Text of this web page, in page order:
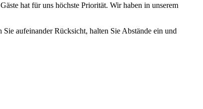
hat für uns höchste Priorität. Wir haben in unserem
aufeinander Rücksicht, halten Sie Abstände ein und